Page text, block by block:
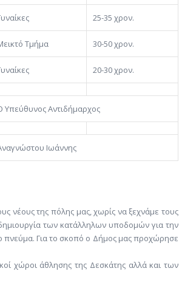
25-35 χρον.
Τμήμα 30-50 χρον.
20-30 χρον.
Υπεύθυνος Αντιδήμαρχος
Ιωάννης
νέους της πόλης μας, χωρίς να ξεχνάμε τους
δημιουργία των κατάλληλων υποδομών για την
πνεύμα. Για το σκοπό ο Δήμος μας προχώρησε
χώροι άθλησης της Δεσκάτης αλλά και των